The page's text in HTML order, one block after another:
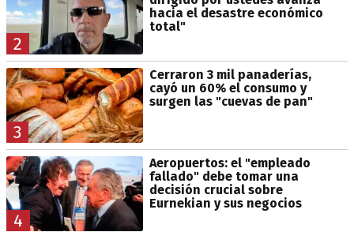
2
hacia el desastre económico
total"
3
Cerraron 3 mil panaderías,
cayó un 60% el consumo y
surgen las "cuevas de pan"
4
Aeropuertos: el "empleado
fallado" debe tomar una
decisión crucial sobre
Eurnekian y sus negocios